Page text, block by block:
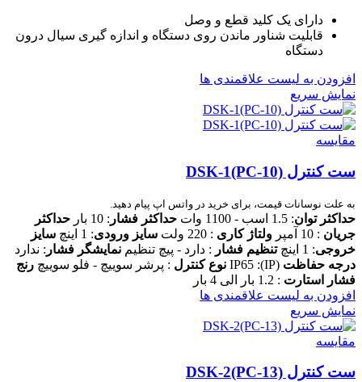
دارای یک کلید قطع و وصل
قابلیت شناور ماندن روی دستگاه و اندازه گیری سیال درون
دستگاه
افزودن به لیست علاقمندی ها
نمایش سریع
مقایسه
ست کنترل DSK-1(PC-10)
به علت نوسانات قیمت، برای خرید در واتس اپ پیام دهید.
حداکثر توا ن: 1.5 اسب - 1100 وات حداکثر فشار : 10 بار
حداکثر
جریان : 10 آمپر ولتاژ کاری : 220 ولت سایز ورودی: 1 اینچ
سایز
خروجی: 1 اینچ تنظیم فشار : دارد - پیچ تنظیم نمایشگر فشار : ندارد
درجه حفاظت (IP): IP65 نوع کنترل : پرشر سوییچ - فلو سوییچ رنج
فشار استارت : 1.2 بار الی 4 بار
افزودن به لیست علاقمندی ها
نمایش سریع
مقایسه
ست کنترل DSK-2(PC-13)